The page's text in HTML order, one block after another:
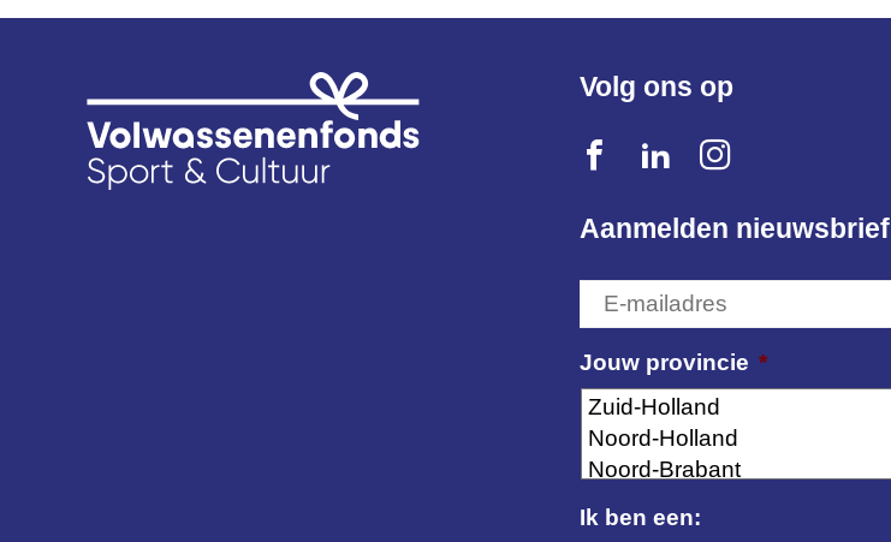
Volg ons op
Aanmelden nieuwsbrief
mailadres *
Jouw provincie *
Ik ben een: